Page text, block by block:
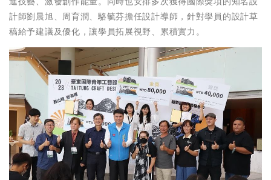
計師劉晨旭、周育潤、駱毓芬擔任設計導師，針對學員的設計草
稿給予建議及優化，讓學員拓展視野、累積實力。